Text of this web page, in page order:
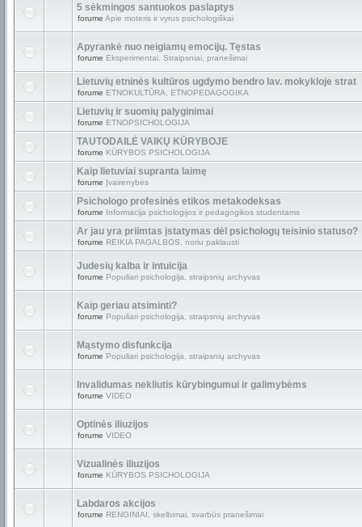
5 sėkmingos santuokos paslaptys
forume Apie moteris ir vyrus psichologiškai
Apyrankė nuo neigiamų emocijų. Tęstas
forume Eksperimentai. Straipsniai, pranešimai
Lietuvių etninės kultūros ugdymo bendro lav. mokykloje strat
forume ETNOKULTŪRA, ETNOPEDAGOGIKA
Lietuvių ir suomių palyginimai
forume ETNOPSICHOLOGIJA
TAUTODAILĖ VAIKŲ KŪRYBOJE
forume KŪRYBOS PSICHOLOGIJA
Kaip lietuviai supranta laimę
forume Įvairenybės
Psichologo profesinės etikos metakodeksas
forume Informacija psichologijos ir pedagogikos studentams
Ar jau yra priimtas įstatymas dėl psichologų teisinio statuso?
forume REIKIA PAGALBOS, noriu paklausti
Judesių kalba ir intuicija
forume Populiari psichologija, straipsnių archyvas
Kaip geriau atsiminti?
forume Populiari psichologija, straipsnių archyvas
Mąstymo disfunkcija
forume Populiari psichologija, straipsnių archyvas
Invalidumas nekliutis kūrybingumui ir galimybėms
forume VIDEO
Optinės iliuzijos
forume VIDEO
Vizualinės iliuzijos
forume KŪRYBOS PSICHOLOGIJA
Labdaros akcijos
forume RENGINIAI, skelbimai, svarbūs pranešimai